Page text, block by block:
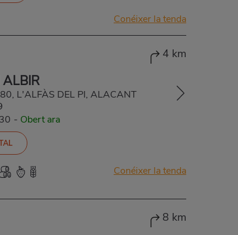
Conéixer la tenda
4 km
L'ALFÀS DEL PI, ALACANT
- Obert ara
Conéixer la tenda
8 km